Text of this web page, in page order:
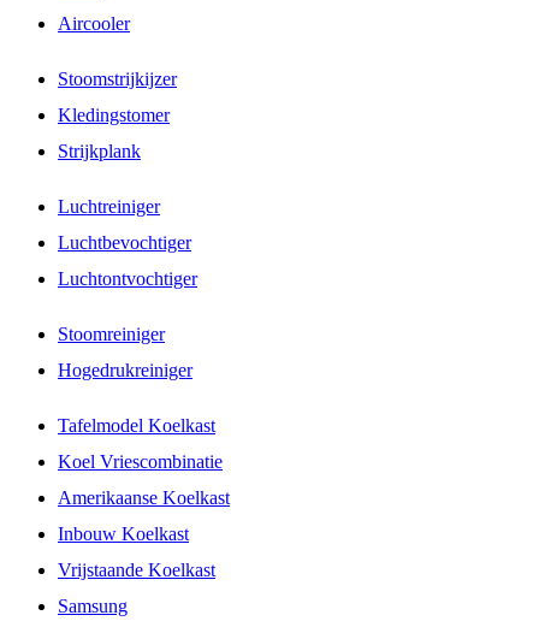
Aircooler
Stoomstrijkijzer
Kledingstomer
Strijkplank
Luchtreiniger
Luchtbevochtiger
Luchtontvochtiger
Stoomreiniger
Hogedrukreiniger
Tafelmodel Koelkast
Koel Vriescombinatie
Amerikaanse Koelkast
Inbouw Koelkast
Vrijstaande Koelkast
Samsung